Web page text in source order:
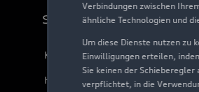
Verbindungen zwischen
ähnliche Technologien und
Um diese Dienste nutzen zu
Einwilligungen erteilen,
Sie keinen der
verpflichtet, in die
Support
Kundenservice
Händlersuche